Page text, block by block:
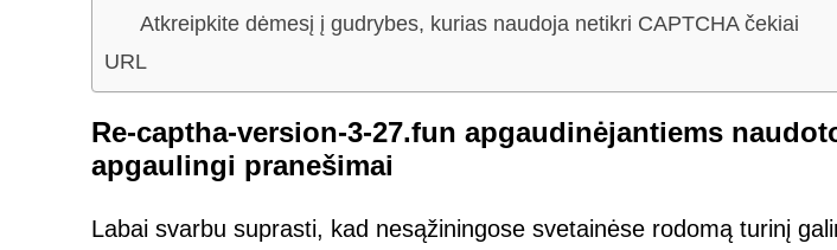
Atkreipkite dėmesį į gudrybes, kurias naudoja netikri CAPTCHA čekiai
URL
Re-captha-version-3-27.fun apgaudinėjantiems
apgaulingi pranešimai
Labai svarbu suprasti, kad nesąžiningose svetainėse rodomą turinį